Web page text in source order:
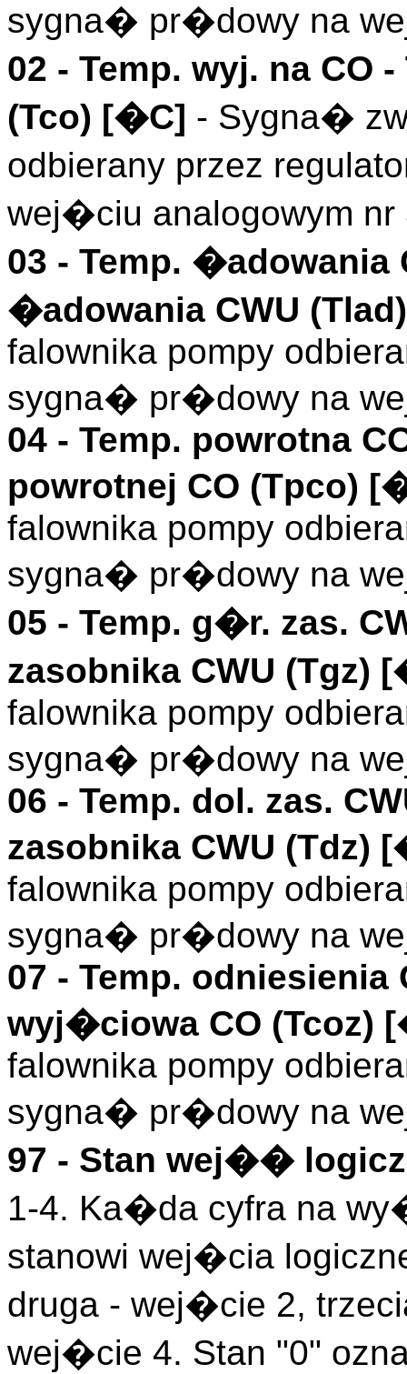
sygna� pr�dowy na
02 - Temp. wyj. na CO -
(Tco) [�C] - Sygna�
odbierany przez
wej�ciu analogowym nr
03 - Temp. �adowania
�adowania CWU (Tlad)
falownika pompy
sygna� pr�dowy na
04 - Temp. powrotna
powrotnej CO (Tpco)
falownika pompy
sygna� pr�dowy na
05 - Temp. g�r. zas.
zasobnika CWU (Tgz)
falownika pompy
sygna� pr�dowy na
06 - Temp. dol. zas.
zasobnika CWU (Tdz)
falownika pompy
sygna� pr�dowy na
07 - Temp. odniesienia
wyj�ciowa CO (Tcoz)
falownika pompy
sygna� pr�dowy na
97 - Stan wej��
1-4. Ka�da cyfra na
stanowi wej�cia
druga - wej�cie 2,
wej�cie 4. Stan "0"